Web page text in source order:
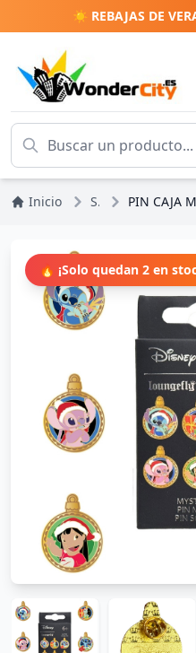
☀️ REBAJAS DE
Inicio Stitch
🔥 ¡Solo quedan 2 en